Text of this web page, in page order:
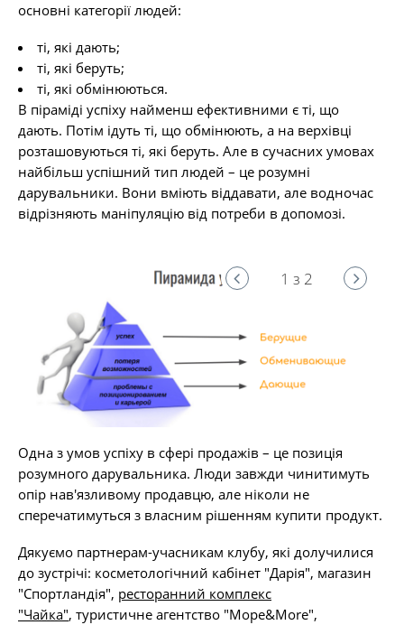
основні категорії людей:
ті, які дають;
ті, які беруть;
ті, які обмінюються.
В піраміді успіху найменш ефективними є ті, що
дають. Потім ідуть ті, що обмінюють, а на верхівці
розташовуються ті, які беруть. Але в сучасних умовах
найбільш успішний тип людей – це розумні
дарувальники. Вони вміють віддавати, але водночас
відрізняють маніпуляцію від потреби в допомозі.
1 з 2
Одна з умов успіху в сфері продажів – це позиція
розумного дарувальника. Люди завжди чинитимуть
опір нав'язливому продавцю, але ніколи не
сперечатимуться з власним рішенням купити продукт.
Дякуємо партнерам-учасникам клубу, які долучилися
до зустрічі: косметологічний кабінет "Дарія", магазин
"Спортландія", ресторанний комплекс
"Чайка", туристичне агентство "Море&More",